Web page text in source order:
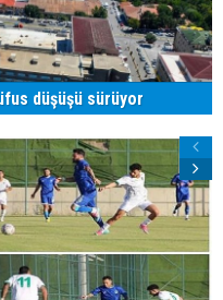
düşüşü sürüyor